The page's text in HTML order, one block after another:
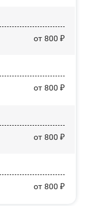
от 800 ₽
от 800 ₽
от 800 ₽
от 800 ₽